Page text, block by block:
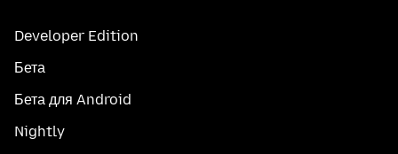
Developer Edition
Бета
Бета для Android
Nightly